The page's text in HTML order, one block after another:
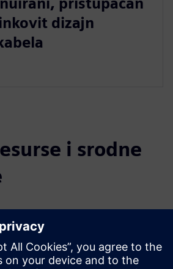
dizajn
i srodne
i resursi
rezanje lima